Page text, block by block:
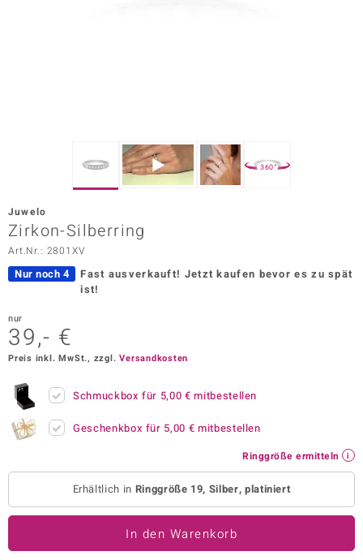
Vogue
BY DE MELO
360°
Juwelo
Zirkon-Silberring
Art.Nr.: 2801XV
Nur noch 4 Fast ausverkauft! Jetzt kaufen bevor es zu spät
ist!
nur
39,- €
Preis inkl. MwSt., zzgl.Versandkosten
Schmuckbox für 5,00 € mitbestellen
Geschenkbox für 5,00 € mitbestellen
Ringgröße ermitteln
Erhältlich in Ringgröße 19, Silber, platiniert
In den Warenkorb